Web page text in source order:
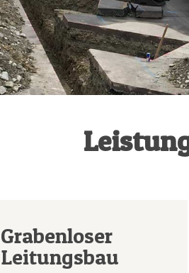
Grabenloser
Leitungsbau